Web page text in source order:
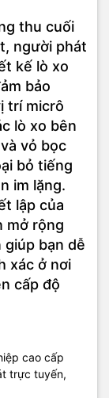
thu cuối
người phát
kế lò xo
bảo
trí micrô
lò xo bên
vỏ bọc
bỏ tiếng
im lặng.
lập của
mở rộng
bạn dễ
xác ở nơi
cấp độ
cao cấp
trực tuyến,